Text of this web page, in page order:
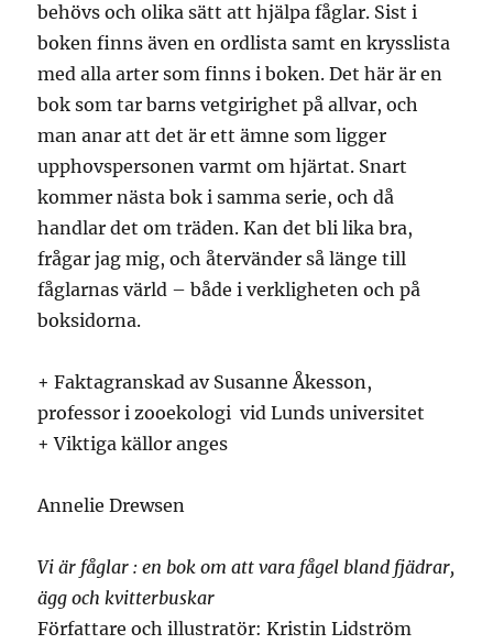
behövs och olika sätt att hjälpa fåglar. Sist i
boken finns även en ordlista samt en krysslista
med alla arter som finns i boken. Det här är en
bok som tar barns vetgirighet på allvar, och
man anar att det är ett ämne som ligger
upphovspersonen varmt om hjärtat. Snart
kommer nästa bok i samma serie, och då
handlar det om träden. Kan det bli lika bra,
frågar jag mig, och återvänder så länge till
fåglarnas värld – både i verkligheten och på
boksidorna.
+ Faktagranskad av Susanne Åkesson,
professor i zooekologi vid Lunds universitet
+ Viktiga källor anges
Annelie Drewsen
Vi är fåglar : en bok om att vara fågel bland fjädrar,
ägg och kvitterbuskar
Författare och illustratör: Kristin Lidström